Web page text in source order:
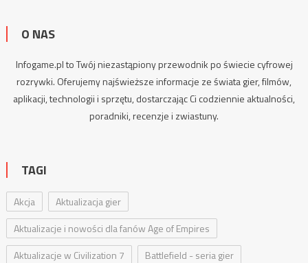
O NAS
Infogame.pl to Twój niezastąpiony przewodnik po świecie cyfrowej
rozrywki. Oferujemy najświeższe informacje ze świata gier, filmów,
aplikacji, technologii i sprzętu, dostarczając Ci codziennie aktualności,
poradniki, recenzje i zwiastuny.
TAGI
Akcja
Aktualizacja gier
Aktualizacje i nowości dla fanów Age of Empires
Aktualizacje w Civilization 7
Battlefield - seria gier